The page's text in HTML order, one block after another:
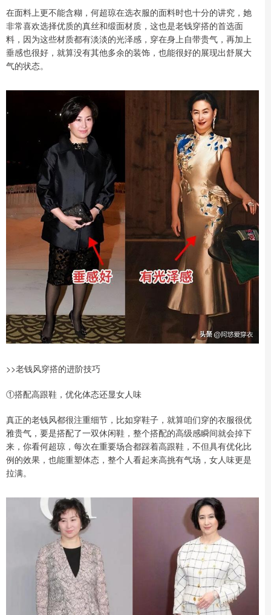
在面料上更不能含糊，何超琼在选衣服的面料时也十分的讲究，她
非常喜欢选择优质的真丝和缎面材质，这也是老钱穿搭的首选面
料，因为这些材质都有淡淡的光泽感，穿在身上自带贵气，再加上
垂感也很好，就算没有其他多余的装饰，也能很好的展现出舒展大
气的状态。
>>老钱风穿搭的进阶技巧
①搭配高跟鞋，优化体态还显女人味
真正的老钱风都很注重细节，比如穿鞋子，就算咱们穿的衣服很优
雅贵气，要是搭配了一双休闲鞋，整个搭配的高级感瞬间就会掉下
来，你看何超琼，每次在重要场合都踩着高跟鞋，不但具有优化比
例的效果，也能重塑体态，整个人看起来高挑有气场，女人味更是
拉满。